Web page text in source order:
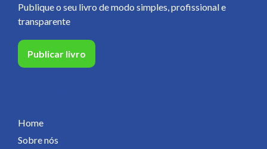
Publique o seu livro de modo simples, profissional e
transparente
Publicar livro
Home
Sobre nós